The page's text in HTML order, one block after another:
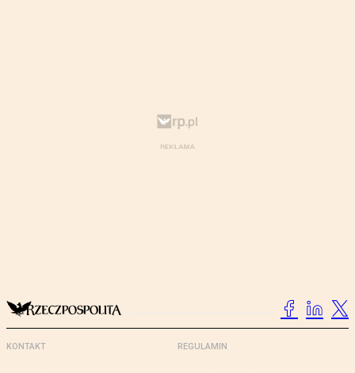
KONTAKT REGULAMIN